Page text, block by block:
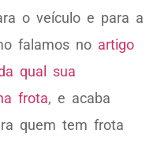
o veículo e para a
falamos no artigo
qual sua
frota, e acaba
quem tem frota